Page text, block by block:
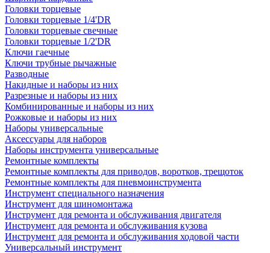
Головки торцевые
Головки торцевые 1/4'DR
Головки торцевые свечные
Головки торцевые 1/2'DR
Ключи гаечные
Ключи трубные рычажные
Разводные
Накидные и наборы из них
Разрезные и наборы из них
Комбинированные и наборы из них
Рожковые и наборы из них
Наборы универсальные
Аксессуары для наборов
Наборы инструмента универсальные
Ремонтные комплекты
Ремонтные комплекты для приводов, воротков, трещоток
Ремонтные комплекты для пневмоинструмента
Инструмент специального назначения
Инструмент для шиномонтажа
Инструмент для ремонта и обслуживания двигателя
Инструмент для ремонта и обслуживания кузова
Инструмент для ремонта и обслуживания ходовой части
Универсальный инструмент